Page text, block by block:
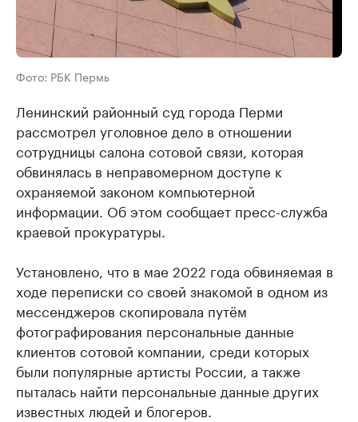
Фото: РБК Пермь
Ленинский районный суд города Перми
рассмотрел уголовное дело в отношении
сотрудницы салона сотовой связи, которая
обвинялась в неправомерном доступе к
охраняемой законом компьютерной
информации. Об этом сообщает пресс-служба
краевой прокуратуры.
Установлено, что в мае 2022 года обвиняемая в
ходе переписки со своей знакомой в одном из
мессенджеров скопировала путём
фотографирования персональные данные
клиентов сотовой компании, среди которых
были популярные артисты России, а также
пыталась найти персональные данные других
известных людей и блогеров.